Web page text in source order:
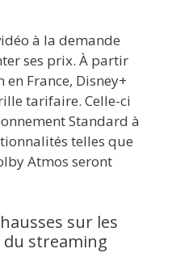
à la demande
ses prix. À partir
France, Disney+
tarifaire. Celle-ci
Standard à
telles que
Atmos seront
sur les
du streaming